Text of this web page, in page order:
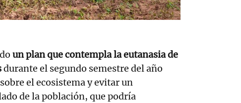
un plan que contempla la eutanasia de
durante el segundo semestre del año
el ecosistema y evitar un
de la población, que podría